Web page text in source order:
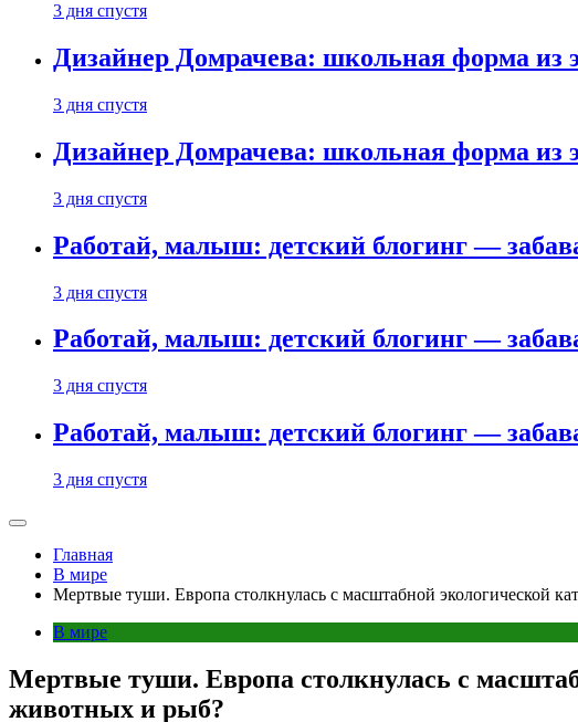
3 дня спустя
Дизайнер Домрачева: школьная форма из
3 дня спустя
Дизайнер Домрачева: школьная форма из
3 дня спустя
Работай, малыш: детский блогинг —
3 дня спустя
Работай, малыш: детский блогинг —
3 дня спустя
Работай, малыш: детский блогинг —
3 дня спустя
Главная
В мире
Мертвые туши. Европа столкнулась с масштабной экологической
В мире
Мертвые туши. Европа столкнулась с
животных и рыб?